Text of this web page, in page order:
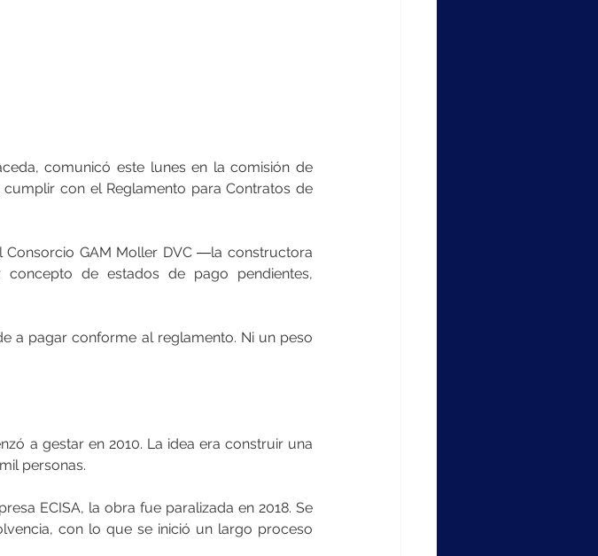
comunicó este lunes en la comisión de
con el Reglamento para Contratos de
GAM Moller DVC ―la constructora
de estados de pago pendientes,
a pagar conforme al reglamento. Ni un peso
a gestar en 2010. La idea era construir una
personas.
ECISA, la obra fue paralizada en 2018. Se
con lo que se inició un largo proceso